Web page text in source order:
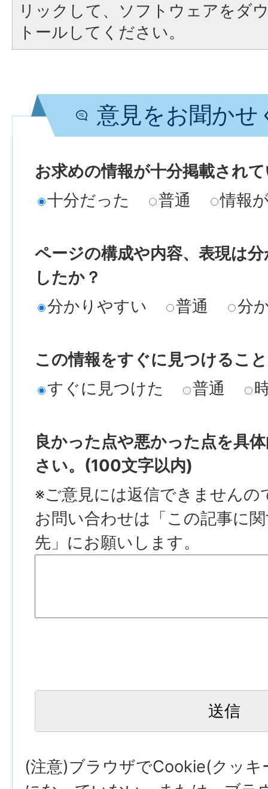
リックして、ソフトウェアをダ
トールしてください。
意見をお聞かせ
お求めの情報が十分掲載され
十分だった
普通 情報
ページの構成や内容、表現は
したか？
分かりやすい
普通 分
この情報をすぐに見つけるこ
すぐに見つけた
普通
良かった点や悪かった点を具
さい。(100文字以内)
※ご意見には返信できませんの
お問い合わせは「この記事に
先」にお願いします。
(注意)ブラウザでCookie(クッキ